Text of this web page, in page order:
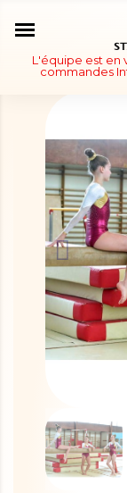
L'équipe est en
commandes